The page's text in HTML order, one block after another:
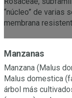
“núcleo” de varias
membrana
Manzanas
Manzana (Malus
Malus domestica
árbol más